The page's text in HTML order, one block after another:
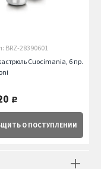
BRZ-28390601
Cuocimania, 6 пр.
руб.
О ПОСТУПЛЕНИИ